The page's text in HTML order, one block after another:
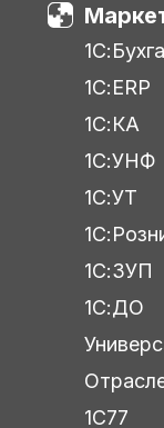
1С:ERP
1С:КА
1С:УНФ
1С:УТ
1С:ЗУП
1С:ДО
1С77